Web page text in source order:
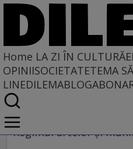
Home LA ZI ÎN CULTURĂ
OPINIISOCIETATETEMA
LINEDILEMABLOG
Home
La zi în cultură
MUZICĂ
Regimul artelor şi